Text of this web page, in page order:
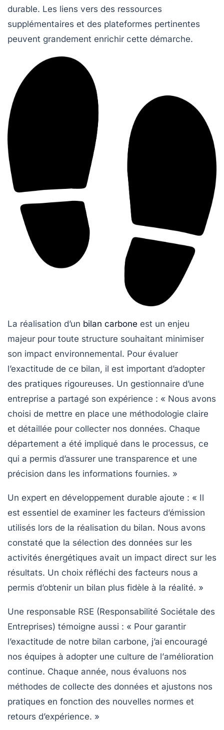
durable. Les liens vers des ressources
supplémentaires et des plateformes pertinentes
peuvent grandement enrichir cette démarche.
La réalisation d’un bilan carbone est un enjeu
majeur pour toute structure souhaitant minimiser
son impact environnemental. Pour évaluer
l’exactitude de ce bilan, il est important d’adopter
des pratiques rigoureuses. Un gestionnaire d’une
entreprise a partagé son expérience : « Nous avons
choisi de mettre en place une méthodologie claire
et détaillée pour collecter nos données. Chaque
département a été impliqué dans le processus, ce
qui a permis d’assurer une transparence et une
précision dans les informations fournies. »
Un expert en développement durable ajoute : « Il
est essentiel de examiner les facteurs d’émission
utilisés lors de la réalisation du bilan. Nous avons
constaté que la sélection des données sur les
activités énergétiques avait un impact direct sur les
résultats. Un choix réfléchi des facteurs nous a
permis d’obtenir un bilan plus fidèle à la réalité. »
Une responsable RSE (Responsabilité Sociétale des
Entreprises) témoigne aussi : « Pour garantir
l’exactitude de notre bilan carbone, j’ai encouragé
nos équipes à adopter une culture de l’amélioration
continue. Chaque année, nous évaluons nos
méthodes de collecte des données et ajustons nos
pratiques en fonction des nouvelles normes et
retours d’expérience. »